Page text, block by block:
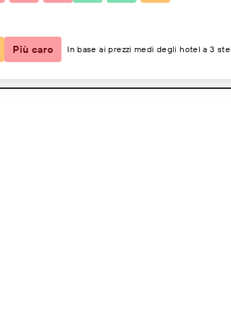
1 camera
Più caro In base ai prezzi medi degli hotel a 3